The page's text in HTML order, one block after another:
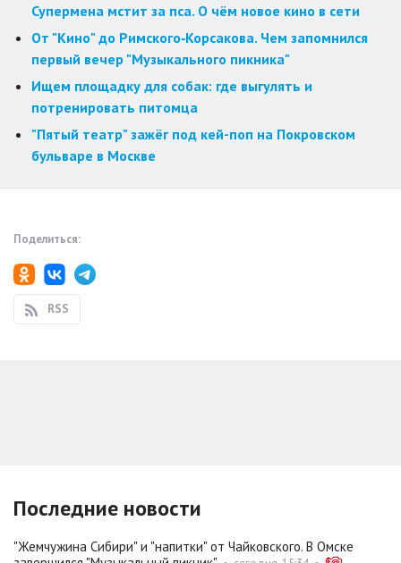
Супермена мстит за пса. О чём новое кино в сети
От "Кино" до Римского‑Корсакова. Чем запомнился
первый вечер "Музыкального пикника"
Ищем площадку для собак: где выгулять и
потренировать питомца
"Пятый театр" зажёг под кей-поп на Покровском
бульваре в Москве
Поделиться:
RSS
Последние новости
"Жемчужина Сибири" и "напитки" от Чайковского. В Омске